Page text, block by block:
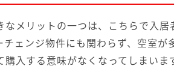
メリットの一つは、こちらで入
ェンジ物件にも関わらず、空室が
入する意味がなくなってしまいま